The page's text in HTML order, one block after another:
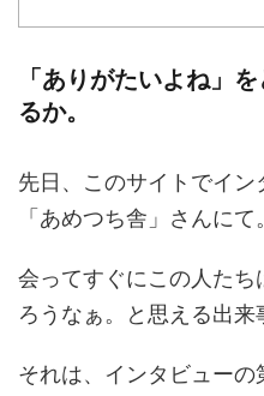
「ありがたいよね」
るか。
先日、このサイトでイ
「あめつち舎」さんにて。
会ってすぐにこの人た
ろうなぁ。と思える出来
それは、インタビュー